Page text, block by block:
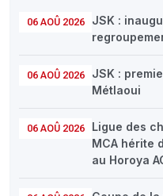
06 AOÛ 2026
JSK :
06 AOÛ 2026
JSK :
Métlaoui
06 AOÛ 2026
Ligue des
MCA hérite
au Horoya